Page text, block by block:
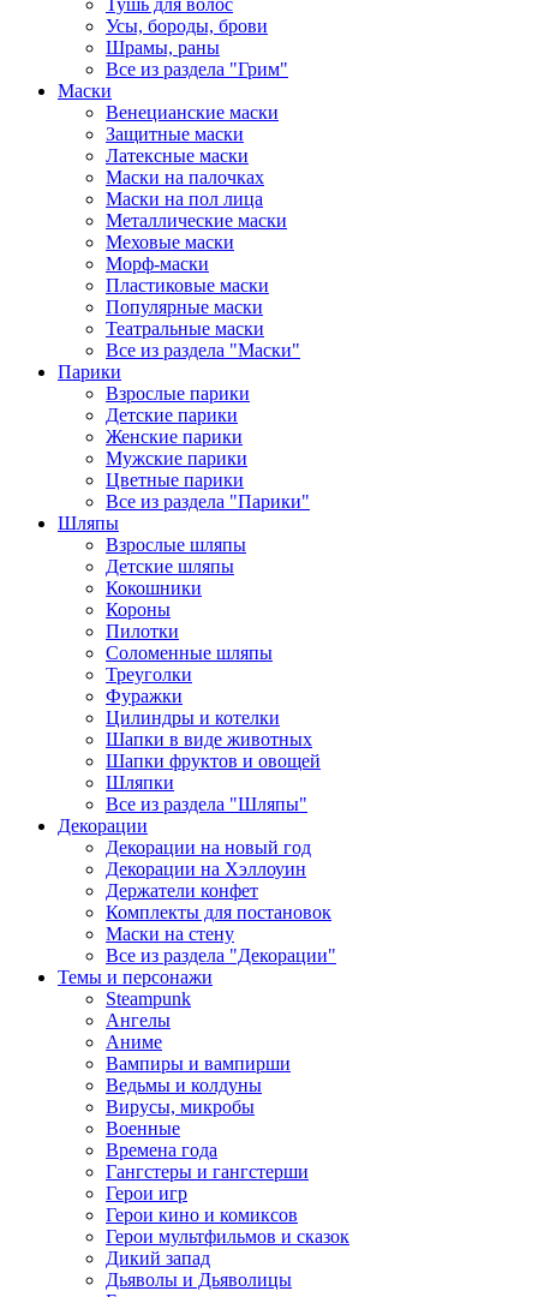
Тушь для волос
Усы, бороды, брови
Шрамы, раны
Все из раздела "Грим"
Маски
Венецианские маски
Защитные маски
Латексные маски
Маски на палочках
Маски на пол лица
Металлические маски
Меховые маски
Морф-маски
Пластиковые маски
Популярные маски
Театральные маски
Все из раздела "Маски"
Парики
Взрослые парики
Детские парики
Женские парики
Мужские парики
Цветные парики
Все из раздела "Парики"
Шляпы
Взрослые шляпы
Детские шляпы
Кокошники
Короны
Пилотки
Соломенные шляпы
Треуголки
Фуражки
Цилиндры и котелки
Шапки в виде животных
Шапки фруктов и овощей
Шляпки
Все из раздела "Шляпы"
Декорации
Декорации на новый год
Декорации на Хэллоуин
Держатели конфет
Комплекты для постановок
Маски на стену
Все из раздела "Декорации"
Темы и персонажи
Steampunk
Ангелы
Аниме
Вампиры и вампирши
Ведьмы и колдуны
Вирусы, микробы
Военные
Времена года
Гангстеры и гангстерши
Герои игр
Герои кино и комиксов
Герои мультфильмов и сказок
Дикий запад
Дьяволы и Дьяволицы